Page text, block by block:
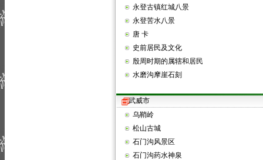
永登古镇红城八景
永登苦水八景
唐 卡
史前居民及文化
殷周时期的属辖和居民
水磨沟摩崖石刻
武威市
乌鞘岭
松山古城
石门沟风景区
石门沟药水神泉